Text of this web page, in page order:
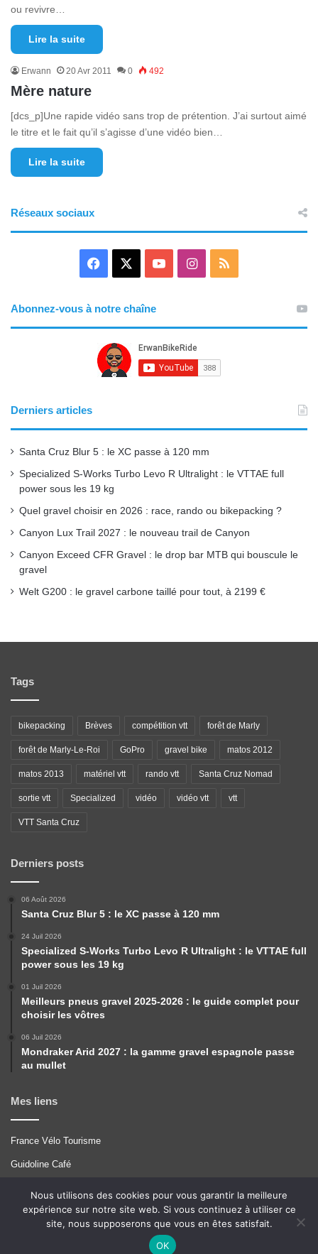
ou revivre…
Lire la suite
Erwann 20 Avr 2011 0 492
Mère nature
[dcs_p]Une rapide vidéo sans trop de prétention. J’ai surtout aimé
le titre et le fait qu’il s’agisse d’une vidéo bien…
Lire la suite
Réseaux sociaux
e
b
o
T
u
e
I
a
r
Abonnez-vous à notre chaîne
Derniers articles
Santa Cruz Blur 5 : le XC passe à 120 mm
Specialized S-Works Turbo Levo R Ultralight : le VTTAE full
power sous les 19 kg
Quel gravel choisir en 2026 : race, rando ou bikepacking ?
Canyon Lux Trail 2027 : le nouveau trail de Canyon
Canyon Exceed CFR Gravel : le drop bar MTB qui bouscule le
gravel
Welt G200 : le gravel carbone taillé pour tout, à 2199 €
Tags
bikepacking Brèves compétition vtt forêt de Marly
forêt de Marly-Le-Roi GoPro gravel bike matos 2012
matos 2013 matériel vtt rando vtt Santa Cruz Nomad
sortie vtt Specialized vidéo vidéo vtt vtt
VTT Santa Cruz
Derniers posts
06 Août 2026
Santa Cruz Blur 5 : le XC passe à 120 mm
24 Juil 2026
Specialized S-Works Turbo Levo R Ultralight : le VTTAE full
power sous les 19 kg
01 Juil 2026
Meilleurs pneus gravel 2025-2026 : le guide complet pour
choisir les vôtres
06 Juil 2026
Mondraker Arid 2027 : la gamme gravel espagnole passe
au mullet
Mes liens
France Vélo Tourisme
Guidoline Café
Tcrouzet
Nous utilisons des cookies pour vous garantir la meilleure
expérience sur notre site web. Si vous continuez à utiliser ce
site, nous supposerons que vous en êtes satisfait.
OK